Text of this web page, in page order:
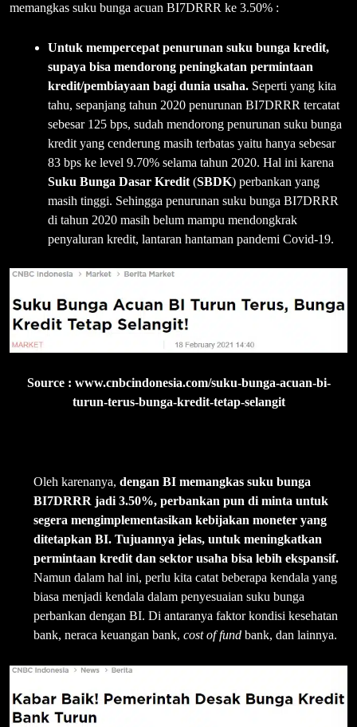
memangkas suku bunga acuan BI7DRRR ke 3.50% :
Untuk mempercepat penurunan suku bunga kredit,
supaya bisa mendorong peningkatan permintaan
kredit/pembiayaan bagi dunia usaha. Seperti yang kita
tahu, sepanjang tahun 2020 penurunan BI7DRRR tercatat
sebesar 125 bps, sudah mendorong penurunan suku bunga
kredit yang cenderung masih terbatas yaitu hanya sebesar
83 bps ke level 9.70% selama tahun 2020. Hal ini karena
Suku Bunga Dasar Kredit (SBDK) perbankan yang
masih tinggi. Sehingga penurunan suku bunga BI7DRRR
di tahun 2020 masih belum mampu mendongkrak
penyaluran kredit, lantaran hantaman pandemi Covid-19.
Source : www.cnbcindonesia.com/suku-bunga-acuan-bi-
turun-terus-bunga-kredit-tetap-selangit
Oleh karenanya, dengan BI memangkas suku bunga
BI7DRRR jadi 3.50%, perbankan pun di minta untuk
segera mengimplementasikan kebijakan moneter yang
ditetapkan BI. Tujuannya jelas, untuk meningkatkan
permintaan kredit dan sektor usaha bisa lebih ekspansif.
Namun dalam hal ini, perlu kita catat beberapa kendala yang
biasa menjadi kendala dalam penyesuaian suku bunga
perbankan dengan BI. Di antaranya faktor kondisi kesehatan
bank, neraca keuangan bank, cost of fund bank, dan lainnya.